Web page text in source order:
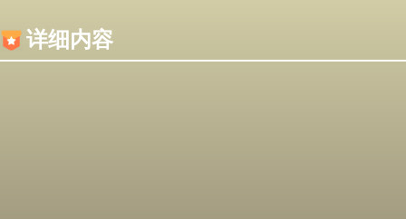
详细内容